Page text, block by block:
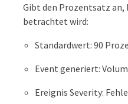
Gibt den Prozentsatz an,
betrachtet wird:
Standardwert: 90
Event generiert:
Ereignis Severity: